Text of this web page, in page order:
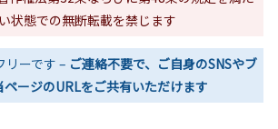
状態での無断転載を禁じます
リーです – ご連絡不要で、ご自身のSNSやブ
ページのURLをご共有いただけます